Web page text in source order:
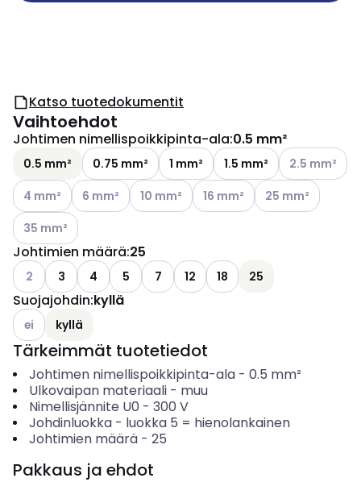
Katso tuotedokumentit
Vaihtoehdot
Johtimen nimellispoikkipinta-ala:0.5 mm²
0.5 mm² 0.75 mm² 1 mm² 1.5 mm² Katso
2.5 mm²
Katso käytettävissä olevat vaihtoehdot
4 mm² Katso käytettävissä olevat vaihtoehdot
6 mm² Katso käytettävissä olevat vaihtoehdot
10 mm² Katso käytettävissä olevat
16 mm² Katso
25 mm²
Katso käytettävissä olevat vaihtoehdot
35 mm²
Johtimien määrä:25
Katso käytettävissä olevat vaihtoehdot
2 3 4 5 7 12 18 25
Suojajohdin:kyllä
Katso käytettävissä olevat vaihtoehdot
ei kyllä
Tärkeimmät tuotetiedot
Johtimen nimellispoikkipinta-ala- 0.5 mm²
Ulkovaipan materiaali- muu
Nimellisjännite U0 - 300 V
Johdinluokka- luokka 5 = hienolankainen
Johtimien määrä- 25
Pakkaus ja ehdot